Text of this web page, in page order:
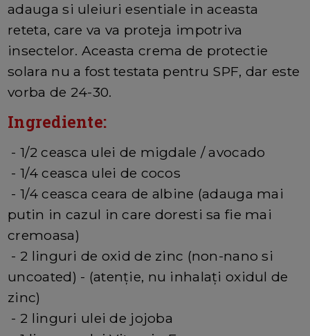
adauga si uleiuri esentiale in aceasta
reteta, care va va proteja impotriva
insectelor. Aceasta crema de protectie
solara nu a fost testata pentru SPF, dar este
vorba de 24-30.
Ingrediente:
- 1/2 ceasca ulei de migdale / avocado
- 1/4 ceasca ulei de cocos
- 1/4 ceasca ceara de albine (adauga mai
putin in cazul in care doresti sa fie mai
cremoasa)
- 2 linguri de oxid de zinc (non-nano si
uncoated) - (atenție, nu inhalați oxidul de
zinc)
- 2 linguri ulei de jojoba